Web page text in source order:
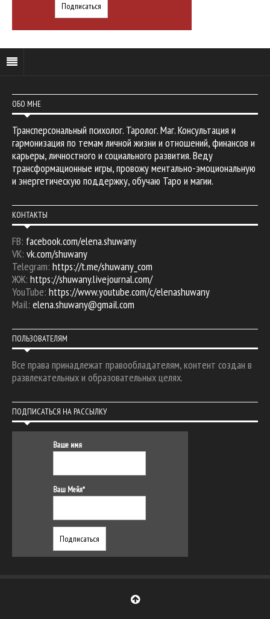
ОБО МНЕ
Трансперсональный психолог. Таролог. Маг. Консультация и
гармонизация по темам личной жизни и отношений, финансов и
карьеры, личностного и социального развития. Веду
трансформационные игры, провожу ментально-эмоциональную
и энергетическую поддержку, обучаю Таро и магии.
КОНТАКТЫ
FB: facebook.com/elena.shuwany
VK: vk.com/shuwany
Telegram: https://t.me/shuwany_com
ЖЖ: https://shuwany.livejournal.com/
YouTube: https://www.youtube.com/c/elenashuwany
Mail: elena.shuwany@gmail.com
ПОЛЬЗОВАТЕЛЯМ
Все права принадлежат правообладателям, контент создан в
развлекательных и образовательных целях.
ПОДПИСАТЬСЯ НА РАССЫЛКУ
Ваше имя
Ваш Мейл*